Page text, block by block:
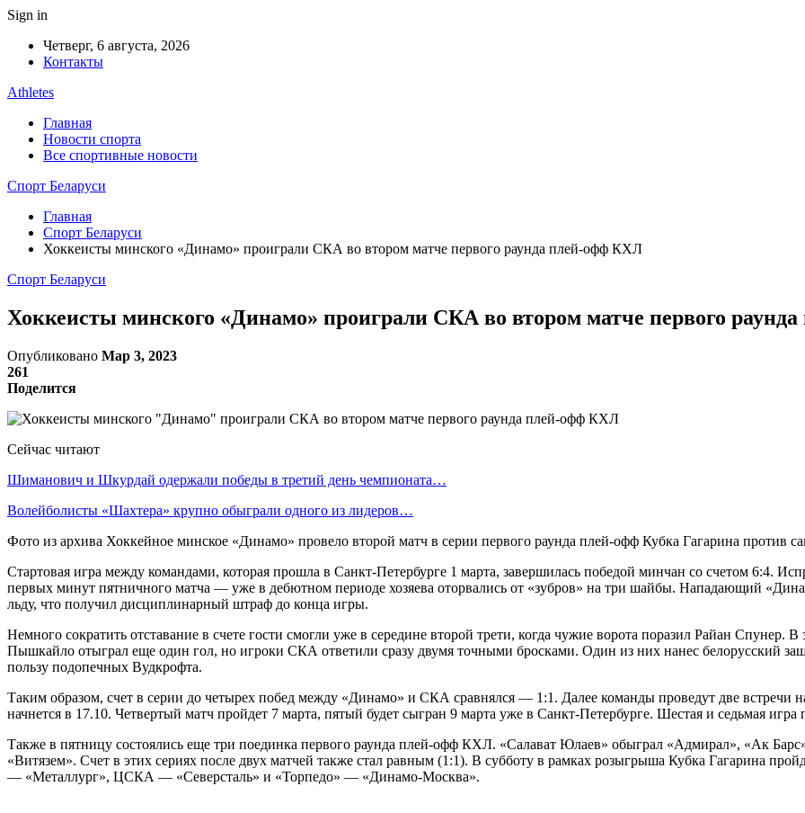
Sign in
Четверг, 6 августа, 2026
Контакты
Athletes
Главная
Новости спорта
Все спортивные новости
Спорт Беларуси
Главная
Спорт Беларуси
Хоккеисты минского «Динамо» проиграли СКА во втором матче первого раунда плей-офф КХЛ
Спорт Беларуси
Хоккеисты минского «Динамо» проиграли СКА во втором матче первого
Опубликовано Мар 3, 2023
261
Поделится
Сейчас читают
Шиманович и Шкурдай одержали победы в третий день чемпионата…
Волейболисты «Шахтера» крупно обыграли одного из лидеров…
Фото из архива Хоккейное минское «Динамо» провело второй матч в серии первого раунда плей-офф Кубка Гагарина против
Стартовая игра между командами, которая прошла в Санкт-Петербурге 1 марта, завершилась победой минчан со счетом 6:4.
первых минут пятничного матча — уже в дебютном периоде хозяева оторвались от «зубров» на три шайбы. Нападающий
льду, что получил дисциплинарный штраф до конца игры.
Немного сократить отставание в счете гости смогли уже в середине второй трети, когда чужие ворота поразил Райан
Пышкайло отыграл еще один гол, но игроки СКА ответили сразу двумя точными бросками. Один из них нанес белорусский
пользу подопечных Вудкрофта.
Таким образом, счет в серии до четырех побед между «Динамо» и СКА сравнялся — 1:1. Далее команды проведут две встречи
начнется в 17.10. Четвертый матч пройдет 7 марта, пятый будет сыгран 9 марта уже в Санкт-Петербурге. Шестая и седьмая
Также в пятницу состоялись еще три поединка первого раунда плей-офф КХЛ. «Салават Юлаев» обыграл «Адмирал», «Ак
«Витязем». Счет в этих сериях после двух матчей также стал равным (1:1). В субботу в рамках розыгрыша Кубка Гагарина
— «Металлург», ЦСКА — «Северсталь» и «Торпедо» — «Динамо-Москва».